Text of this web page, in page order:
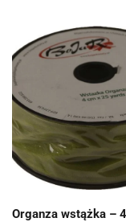
Organza wstążka –